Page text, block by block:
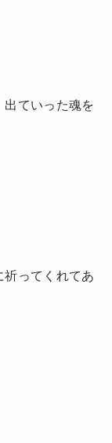
出ていった魂を
祈ってくれてあ